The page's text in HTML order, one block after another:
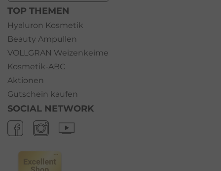
TOP THEMEN
Hyaluron Kosmetik
Beauty Ampullen
VOLLGRAN Weizenkeime
Kosmetik-ABC
Aktionen
Gutschein kaufen
SOCIAL NETWORK